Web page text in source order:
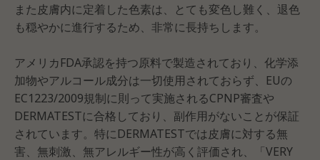
また皮膚内に定着した色素は、とても変色し難く、退色
も穏やかに進行するため、非常に長持ちします。
アメリカFDA承認を持つ原料で製造されており、化学添
加物やアルコール成分は一切使用されておらず、EUの
EC1223/2009規制に則って実施されるCPNP審査や
DERMATESTに合格しており、副作用がないことが保証
されています。特にDERMATESTでは皮膚に対する無
害、無刺激、無アレルギー性が高く評価され、「VERY